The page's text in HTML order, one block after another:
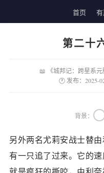
首页
第二十
📖 《城邦记：跨星系元
🕐 发布：2025-
背景：
另外两名尤莉安战士替
有一只追了过来。它的